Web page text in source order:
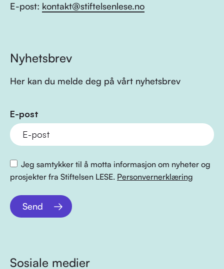
E-post: kontakt@stiftelsenlese.no
Nyhetsbrev
Her kan du melde deg på vårt nyhetsbrev
E-post
Jeg samtykker til å motta informasjon om nyheter og
prosjekter fra Stiftelsen LESE. Personvernerklæring
Send
Sosiale medier